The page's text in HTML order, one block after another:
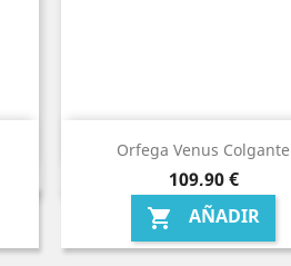
Orfega Venus Colgante
Precio
109,90 €
 AÑADIR